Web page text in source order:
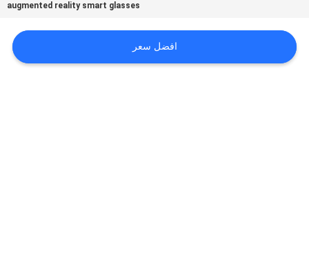
SHOPPING
augmented reality smart glasses
افضل سعر